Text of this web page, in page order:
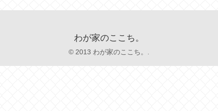
わが家のここち。
© 2013 わが家のここち。.